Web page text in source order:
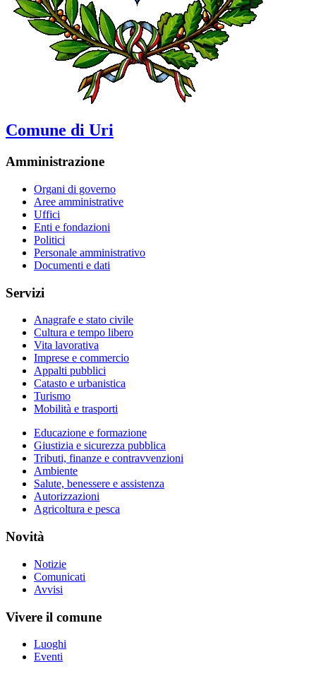
Comune di Uri
Amministrazione
Organi di governo
Aree amministrative
Uffici
Enti e fondazioni
Politici
Personale amministrativo
Documenti e dati
Servizi
Anagrafe e stato civile
Cultura e tempo libero
Vita lavorativa
Imprese e commercio
Appalti pubblici
Catasto e urbanistica
Turismo
Mobilità e trasporti
Educazione e formazione
Giustizia e sicurezza pubblica
Tributi, finanze e contravvenzioni
Ambiente
Salute, benessere e assistenza
Autorizzazioni
Agricoltura e pesca
Novità
Notizie
Comunicati
Avvisi
Vivere il comune
Luoghi
Eventi